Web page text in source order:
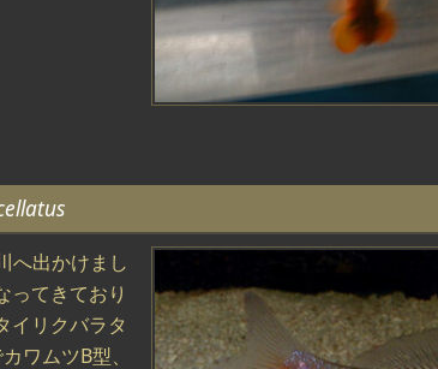
へ出かけまし
ってきており
イリクバラタ
ワムツB型、